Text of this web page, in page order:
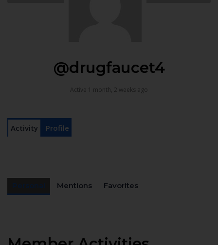
@drugfaucet4
Active 1 month, 2 weeks ago
Activity Profile
Mentions Favorites